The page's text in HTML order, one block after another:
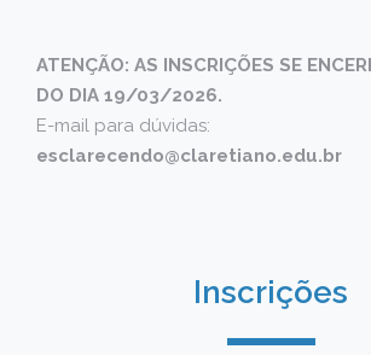
ATENÇÃO: AS INSCRIÇÕES SE
DO DIA 19/03/2026.
E-mail para dúvidas:
esclarecendo@claretiano.edu.br
Inscrições